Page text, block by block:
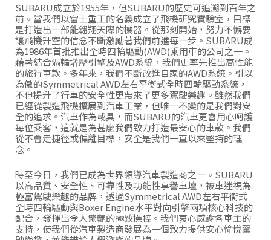
SUBARU成立於1955年，但SUBARU的歷史可追溯到百年之
前。當我們以富士重工的名義成立了飛機研究實驗室，目標
是打造出一部能翱翔天際的機器。從那刻開始，努力不懈要
讓飛機升空的信念不斷激勵著我們前進每一步。SUBARU成
為1986年首批推出全時四輪驅動(AWD)乘用車的公司之一。
藉著結合渦輪增壓引擎及AWD系統，我們更率先推出高性能
的旅行車款。多年來，我們不斷改進自家的AWD系統。引以
為傲的Symmetrical AWD左右平衡式全時四輪驅動系統，
不但提升了行車的安全性更帶來了更多駕駛樂趣。雖然我們
已經從製造飛機擴展到汽車工業，但唯一不變的是我們對安
全的追求。汽車作為載具，而SUBARU的汽車更會用心呵護
每位乘客，這就是為甚麼我們致力打造最安心的車款。我們
從不會走捷徑或偏離目標，安全是我們一直以來堅持的理
念。
時至今日，我們已成為世界領導汽車製造商之一。SUBARU
以高品質、安全性、可靠性及功能性享譽車壇，被車迷視為
極富駕駛樂趣的品牌，透過Symmetrical AWD左右平衡式
全時四輪驅動與Boxer Engine水平對向引擎兩項核心科技的
配合，發揮出令人驚艷的極致操控。我們衷心感謝各車主的
支持，使我們從汽車製造商發展為一個致力提供安心愉悅駕